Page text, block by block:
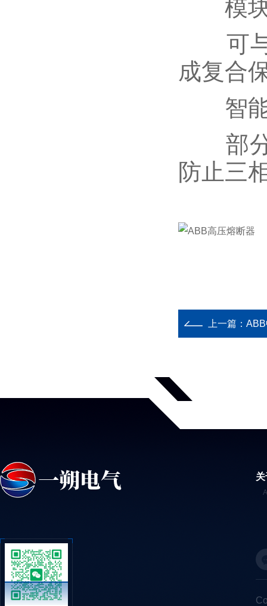
模块
可与
成复合
智能
部分
防止三
上一篇：